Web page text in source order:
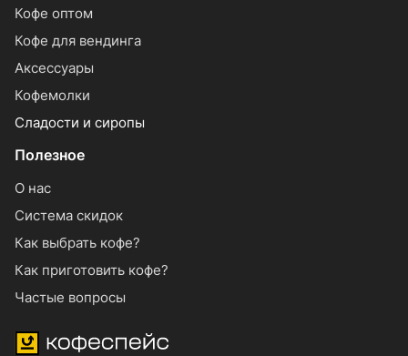
Кофе оптом
Кофе для вендинга
Аксессуары
Кофемолки
Сладости и сиропы
Полезное
О нас
Система скидок
Как выбрать кофе?
Как приготовить кофе?
Частые вопросы